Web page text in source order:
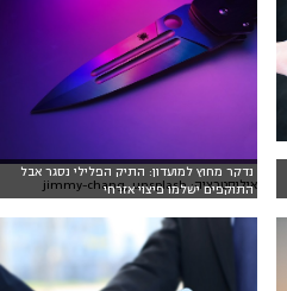
נדקר מחוץ למועדון: התיק הפלילי נסגר אבל
התוקפים ישלמו פיצוי אזרחי
אילוסטרציה: jimmy-chang, unsplash